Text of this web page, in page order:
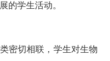
的学生活动。
密切相联，学生对生物